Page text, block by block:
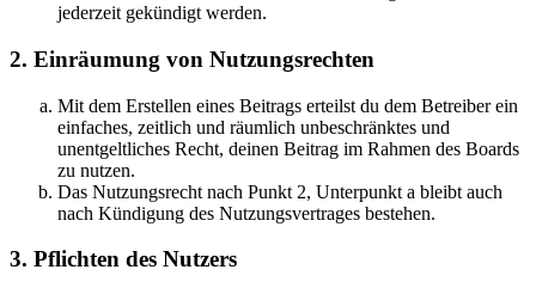
jederzeit gekündigt werden.
2. Einräumung von Nutzungsrechten
Mit dem Erstellen eines Beitrags erteilst du dem Betreiber ein
einfaches, zeitlich und räumlich unbeschränktes und
unentgeltliches Recht, deinen Beitrag im Rahmen des Boards
zu nutzen.
Das Nutzungsrecht nach Punkt 2, Unterpunkt a bleibt auch
nach Kündigung des Nutzungsvertrages bestehen.
3. Pflichten des Nutzers